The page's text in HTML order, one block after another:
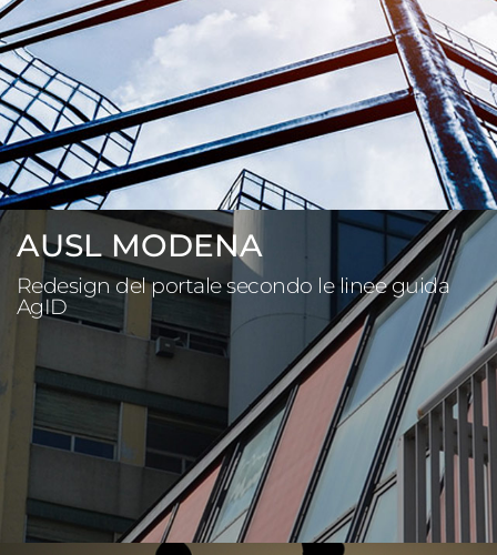
AUSL MODENA
Redesign del portale secondo le linee guida
AgID